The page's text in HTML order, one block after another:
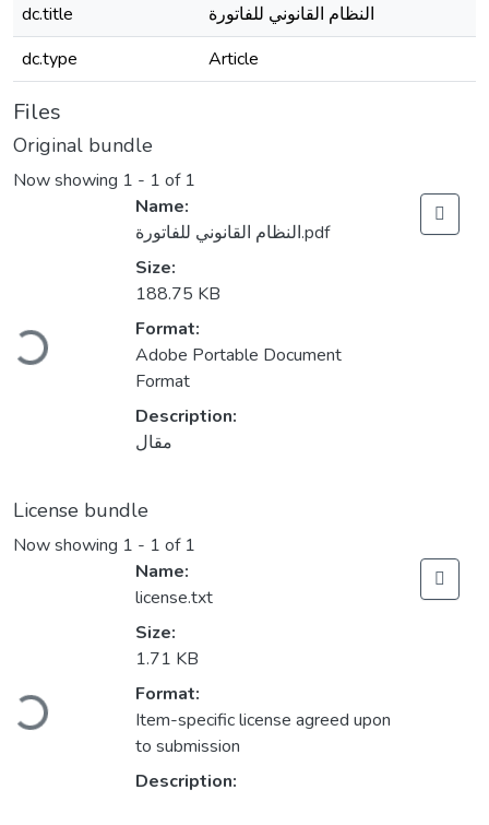
dc.title
النظام القانوني للفاتورة
dc.type
Article
Files
Original bundle
Now showing 1 - 1 of 1
Name:
النظام القانوني للفاتورة.pdf
Size:
188.75 KB
Format:
Adobe Portable Document
Format
Description:
مقال
License bundle
Now showing 1 - 1 of 1
Name:
license.txt
Size:
1.71 KB
Format:
Item-specific license agreed upon
to submission
Description: